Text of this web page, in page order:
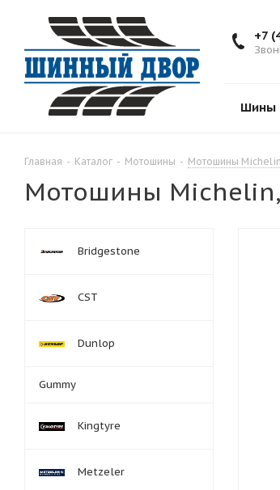
+7
Шины
Главная - Каталог - Мотошины - Мотошины Michelin
Мотошины Michelin,
Bridgestone
CST
Dunlop
Gummy
Kingtyre
Metzeler